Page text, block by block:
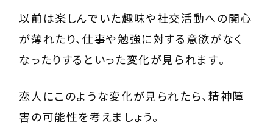
以前は楽しんでいた趣味や社交活動への関心
が薄れたり、仕事や勉強に対する意欲がなく
なったりするといった変化が見られます。
恋人にこのような変化が見られたら、精神障
害の可能性を考えましょう。